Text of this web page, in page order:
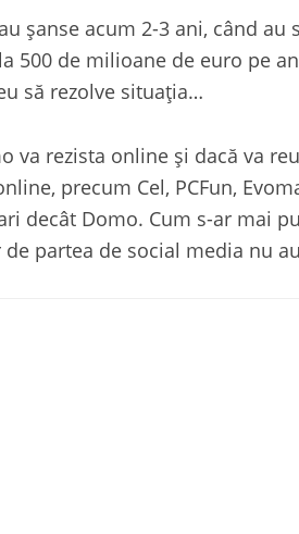
șanse acum 2-3 ani, când
500 de milioane de euro pe
să rezolve situația…
va rezista online și dacă va
precum Cel, PCFun,
decât Domo. Cum s-ar mai
partea de social media nu